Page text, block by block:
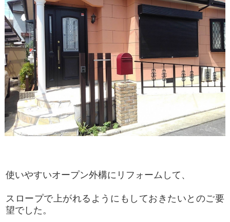
使いやすいオープン外構にリフォームして、
スロープで上がれるようにもしておきたいとのご要
望でした。